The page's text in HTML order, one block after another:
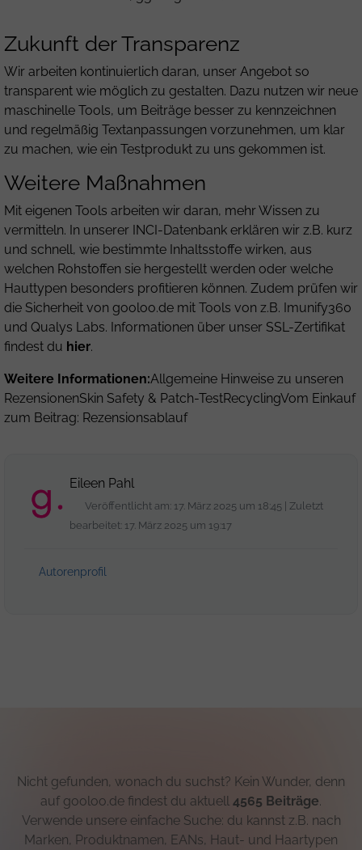
Zukunft der Transparenz
Wir arbeiten kontinuierlich daran, unser Angebot so
transparent wie möglich zu gestalten. Dazu nutzen wir neue
maschinelle Tools, um Beiträge besser zu kennzeichnen
und regelmäßig Textanpassungen vorzunehmen, um klar
zu machen, wie ein Testprodukt zu uns gekommen ist.
Weitere Maßnahmen
Mit eigenen Tools arbeiten wir daran, mehr Wissen zu
vermitteln. In unserer INCI-Datenbank erklären wir z.B. kurz
und schnell, wie bestimmte Inhaltsstoffe wirken, aus
welchen Rohstoffen sie hergestellt werden oder welche
Hauttypen besonders profitieren können. Zudem prüfen wir
die Sicherheit von gooloo.de mit Tools von z.B. Imunify360
und Qualys Labs. Informationen über unser SSL-Zertifikat
findest du hier.
Weitere Informationen:Allgemeine Hinweise zu unseren
RezensionenSkin Safety & Patch-TestRecyclingVom Einkauf
zum Beitrag: Rezensionsablauf
Eileen Pahl
Veröffentlicht am: 17. März 2025 um 18:45 | Zuletzt
bearbeitet: 17. März 2025 um 19:17
Autorenprofil
Nicht gefunden, wonach du suchst? Kein Wunder, denn
auf gooloo.de findest du aktuell 4565 Beiträge.
Verwende unsere einfache Suche: du kannst z.B. nach
Marken, Produktnamen, EANs, Haut- und Haartypen